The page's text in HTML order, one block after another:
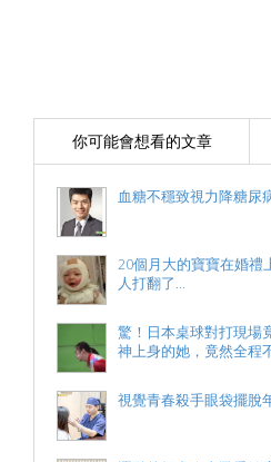
你可能會想看的文章
血糖不穩致視力降糖尿
20個月大的寶寶在婚禮
人打翻了…
驚！日本桌球對打現場
神上身的她，竟然全程
視覺青春殺手眼袋擺脫